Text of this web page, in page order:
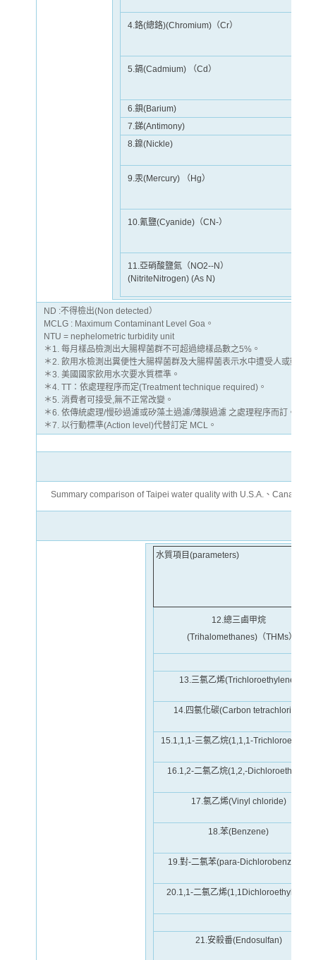
4.鉻(總鉻)(Chromium)（Cr）
5.鎘(Cadmium) （Cd）
6.鋇(Barium)
7.銻(Antimony)
8.鎳(Nickle)
9.汞(Mercury) （Hg）
10.氰鹽(Cyanide)（CN-）
11.亞硝酸鹽氮（NO2--N）
(NitriteNitrogen) (As N)
ND :不得檢出(Non detected）
MCLG : Maximum Contaminant Level Goa。
NTU = nephelometric turbidity unit
＊1. 每月樣品檢測出大腸桿菌群不可超過總樣品數之5%。
＊2. 飲用水檢測出糞便性大腸桿菌群及大腸桿菌表示水中遭受人或動物
＊3. 美國國家飲用水次要水質標準。
＊4. TT：依處理程序而定(Treatment technique required)。
＊5. 消費者可接受,無不正常改變。
＊6. 依傳統處理/慢砂過濾或矽藻土過濾/薄膜過濾 之處理程序而訂。
＊7. 以行動標準(Action level)代替訂定 MCL。
Summary comparison of Taipei water quality with U.S.A.、Canada
水質項目(parameters)
12.總三鹵甲烷
(Trihalomethanes)（THMs）
13.三氯乙烯(Trichloroethylene)
14.四氯化碳(Carbon tetrachloride)
15.1,1,1-三氯乙烷(1,1,1-Trichloroethane)
16.1,2-二氯乙烷(1,2,-Dichloroethane)
17.氯乙烯(Vinyl chloride)
18.苯(Benzene)
19.對-二氯苯(para-Dichlorobenzene)
20.1,1-二氯乙烯(1,1Dichloroethylene)
21.安殺番(Endosulfan)